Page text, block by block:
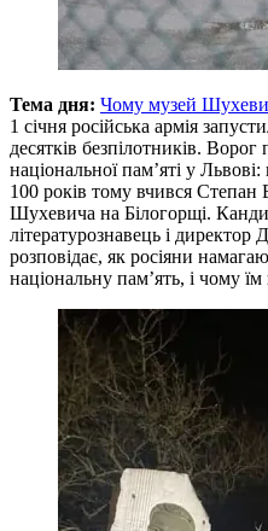
Тема дня: Чому музей
1 січня російська армія
десятків безпілотників. Ворог
національної памʼяті у
100 років тому вчився Степан
Шухевича на Білогорщі.
літературознавець і
розповідає, як росіяни
національну пам’ять, і чому